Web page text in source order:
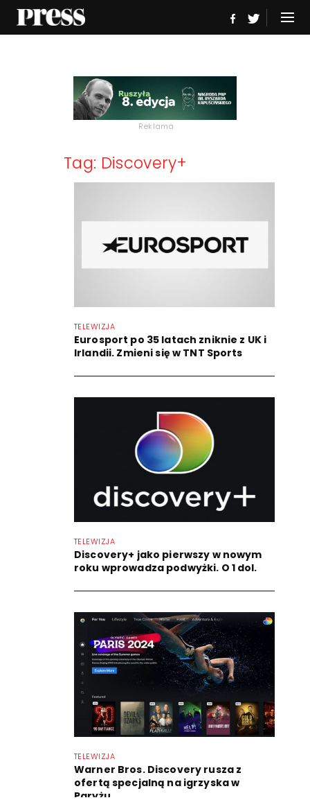
Reklama
Tag: Discovery+
TELEWIZJA
Eurosport po 35 latach zniknie z UK i
Irlandii. Zmieni się w TNT Sports
TELEWIZJA
Discovery+ jako pierwszy w nowym
roku wprowadza podwyżki. O 1 dol.
TELEWIZJA
Warner Bros. Discovery rusza z
ofertą specjalną na igrzyska w
Paryżu